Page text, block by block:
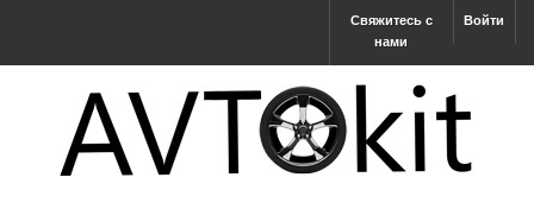
Войти
Свяжитесь с
нами